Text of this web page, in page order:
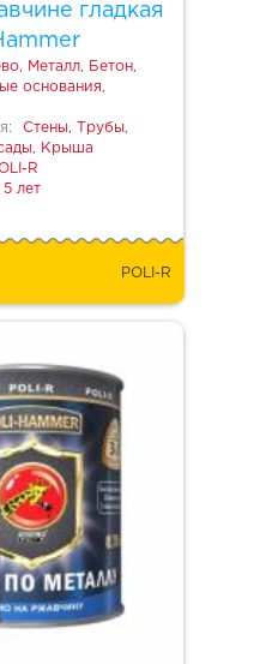
гладкая
Металл, Бетон,
основания,
Стены, Трубы,
Крыша
R
5 лет
POLI-R